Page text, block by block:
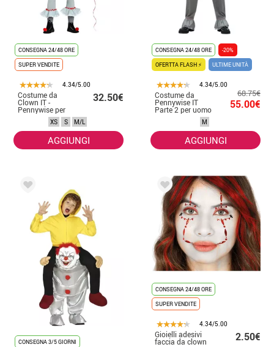
CONSEGNA 24/48 ORE
SUPER VENDITE
4.34/5.00
Costume da
Clown IT -
Pennywise per
uomo
32.50€
XS S M/L
AGGIUNGI
CONSEGNA 24/48 ORE
-20%
OFERTTA FLASH ⚡
ULTIME UNITÀ
4.34/5.00
Costume da
Pennywise IT
Parte 2 per uomo
68.75€
55.00€
M
AGGIUNGI
CONSEGNA 3/5 GIORNI
CONSEGNA 24/48 ORE
SUPER VENDITE
4.34/5.00
Gioielli adesivi
faccia da clown 2.50€